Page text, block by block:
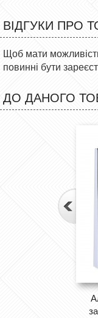
ВІДГУКИ ПРО
Щоб мати
повинні бути
ДО ДАНОГО